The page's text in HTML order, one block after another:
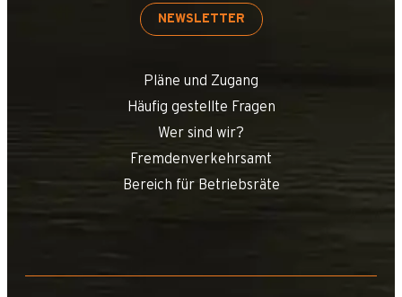
NEWSLETTER
Pläne und Zugang
Häufig gestellte Fragen
Wer sind wir?
Fremdenverkehrsamt
Bereich für Betriebsräte